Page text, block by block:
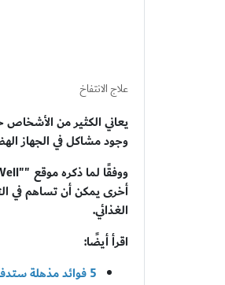
علاج الانتفاخ
يعاني الكثير من
وجود مشاكل في الجهاز
أخرى يمكن أن تساهم في
الغذائي.
اقرأ أيضًا:
5 فوائد مذهلة ستدفعك لتناول القرنفل يوميًا.. لن تستغني أبدًا